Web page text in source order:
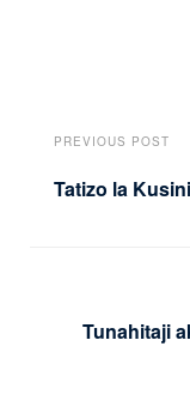
PREVIOUS POST
Tatizo la
Tunahitaji